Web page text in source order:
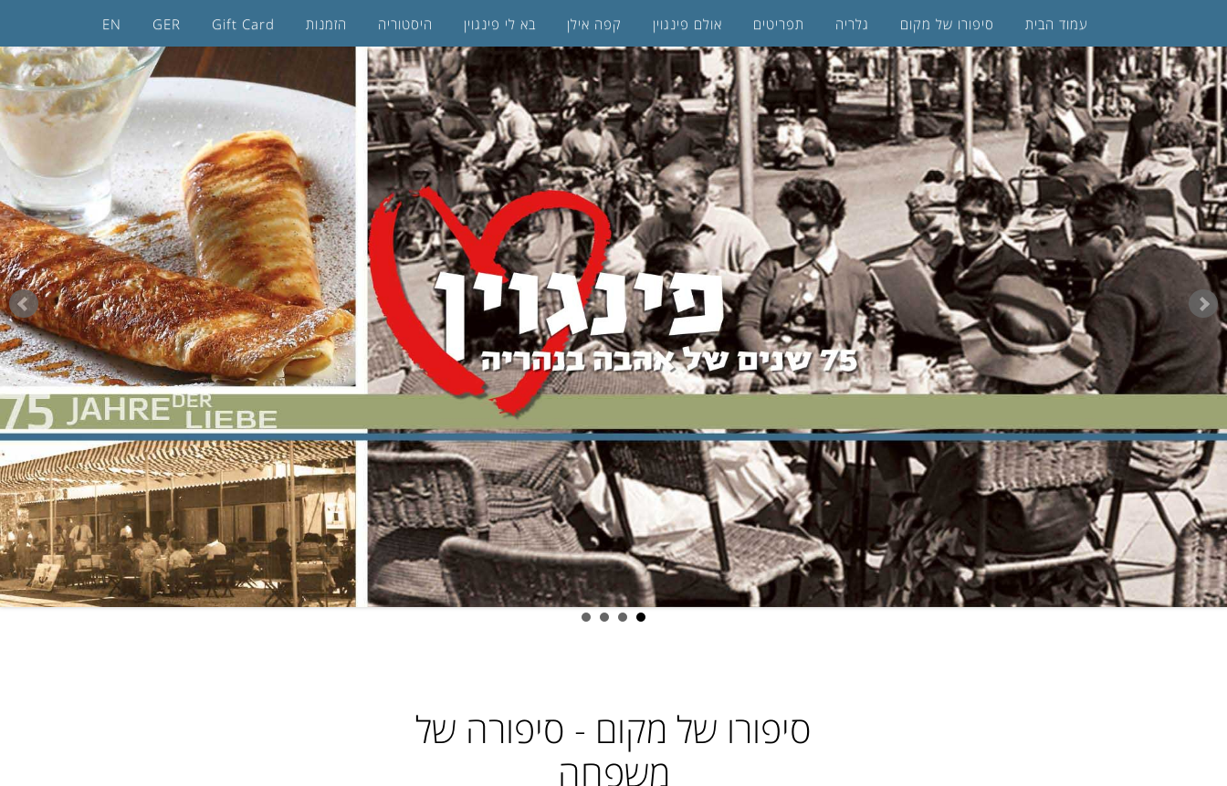
עמוד הבית סיפורו של מקום גלריה תפריטים אולם פינגוין קפה אילן בא לי פינגוין היסטוריה הזמנות Gift Card
GER
EN
סיפורו של מקום - סיפורה של
משפחה